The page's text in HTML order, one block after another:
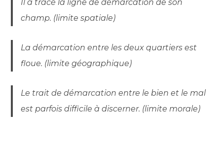
Il a tracé la ligne de démarcation de son
champ. (limite spatiale)
La démarcation entre les deux quartiers est
floue. (limite géographique)
Le trait de démarcation entre le bien et le mal
est parfois difficile à discerner. (limite morale)